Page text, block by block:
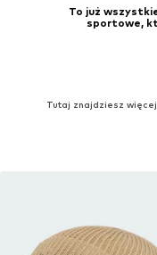
To już
sportowe,
Tutaj znajdziesz